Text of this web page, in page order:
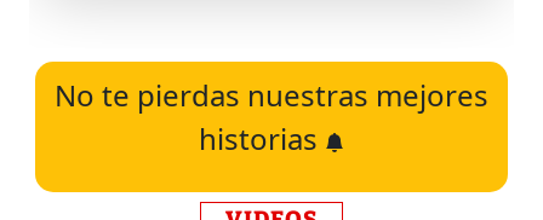
No te pierdas nuestras mejores
historias